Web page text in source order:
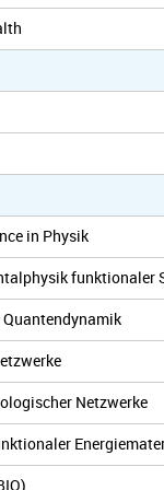
in Physik
funktionaler
Netzwerke